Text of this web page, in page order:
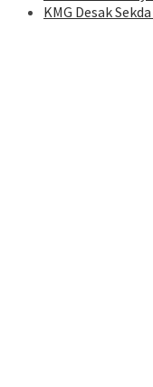
KMG Desak